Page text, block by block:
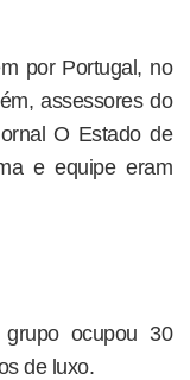
por Portugal, no
assessores do
O Estado de
e equipe eram
ocupou 30
de luxo.